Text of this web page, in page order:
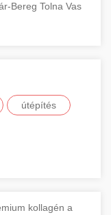
Bereg Tolna Vas
útépítés
kollagén a